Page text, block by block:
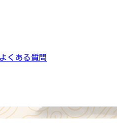
よくある質問